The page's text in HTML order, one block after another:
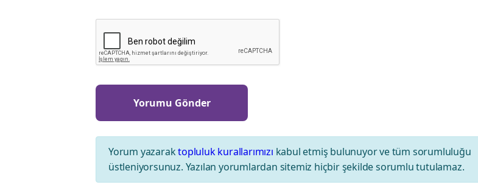
Yorum yazaraktopluluk kurallarımızı kabul etmiş bulunuyor ve tüm sorumluluğu
üstleniyorsunuz. Yazılan yorumlardan sitemiz hiçbir şekilde sorumlu tutulamaz.